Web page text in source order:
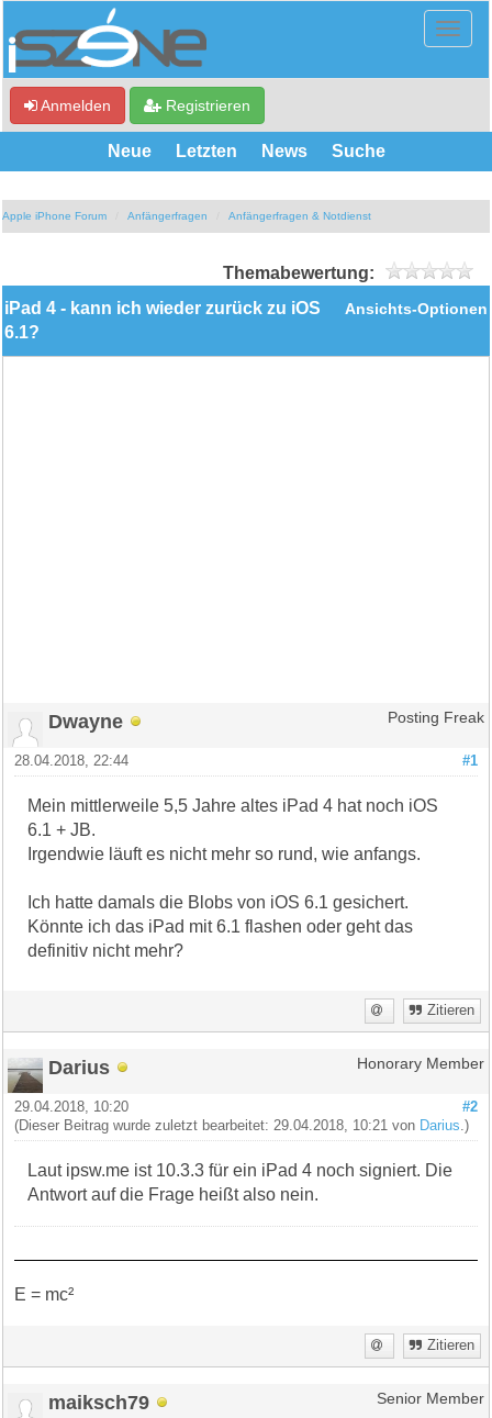
Anmelden Registrieren
Neue Letzten News Suche
Apple iPhone Forum Anfängerfragen Anfängerfragen & Notdienst
Themabewertung:
Ansichts-Optionen
iPad 4 - kann ich wieder zurück zu iOS
6.1?
Dwayne Posting Freak
#1
28.04.2018, 22:44
Mein mittlerweile 5,5 Jahre altes iPad 4 hat noch iOS
6.1 + JB.
Irgendwie läuft es nicht mehr so rund, wie anfangs.
Ich hatte damals die Blobs von iOS 6.1 gesichert.
Könnte ich das iPad mit 6.1 flashen oder geht das
definitiv nicht mehr?
Zitieren
Darius Honorary Member
#2
29.04.2018, 10:20
(Dieser Beitrag wurde zuletzt bearbeitet: 29.04.2018, 10:21 von Darius .)
Laut ipsw.me ist 10.3.3 für ein iPad 4 noch signiert. Die
Antwort auf die Frage heißt also nein.
E = mc²
Zitieren
maiksch79 Senior Member